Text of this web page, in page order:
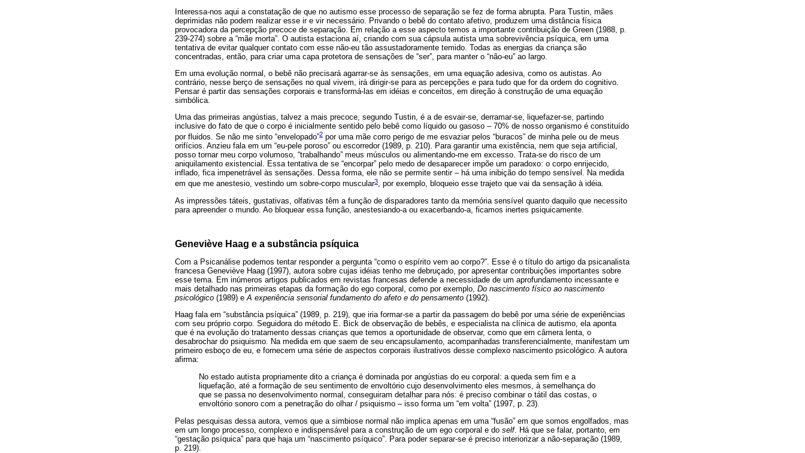
Interessa-nos aqui a constatação de que no autismo esse processo de separação se fez de forma abrupta. Para Tustin, mães
deprimidas não podem realizar esse ir e vir necessário. Privando o bebê do contato afetivo, produzem uma distância física
provocadora da percepção precoce de separação. Em relação a esse aspecto temos a importante contribuição de Green (1988, p.
239-274) sobre a “mãe morta”. O autista estaciona aí, criando com sua cápsula autista uma sobrevivência psíquica, em uma
tentativa de evitar qualquer contato com esse não-eu tão assustadoramente temido. Todas as energias da criança são
concentradas, então, para criar uma capa protetora de sensações de “ser”, para manter o “não-eu” ao largo.
Em uma evolução normal, o bebê não precisará agarrar-se às sensações, em uma equação adesiva, como os autistas. Ao
contrário, nesse berço de sensações no qual vivem, irá dirigir-se para as percepções e para tudo que for da ordem do cognitivo.
Pensar é partir das sensações corporais e transformá-las em idéias e conceitos, em direção à construção de uma equação
simbólica.
Uma das primeiras angústias, talvez a mais precoce, segundo Tustin, é a de esvair-se, derramar-se, liquefazer-se, partindo
inclusive do fato de que o corpo é inicialmente sentido pelo bebê como líquido ou gasoso – 70% de nosso organismo é constituído
por fluidos. Se não me sinto “envelopado”2 por uma mãe corro perigo de me esvaziar pelos “buracos” de minha pele ou de meus
orifícios. Anzieu fala em um “eu-pele poroso” ou escorredor (1989, p. 210). Para garantir uma existência, nem que seja artificial,
posso tornar meu corpo volumoso, “trabalhando” meus músculos ou alimentando-me em excesso. Trata-se do risco de um
aniquilamento existencial. Essa tentativa de se “encorpar” pelo medo de desaparecer impõe um paradoxo: o corpo enrijecido,
inflado, fica impenetrável às sensações. Dessa forma, ele não se permite sentir – há uma inibição do tempo sensível. Na medida
em que me anestesio, vestindo um sobre-corpo muscular3, por exemplo, bloqueio esse trajeto que vai da sensação à idéia.
As impressões táteis, gustativas, olfativas têm a função de disparadores tanto da memória sensível quanto daquilo que necessito
para apreender o mundo. Ao bloquear essa função, anestesiando-a ou exacerbando-a, ficamos inertes psiquicamente.
Geneviève Haag e a substância psíquica
Com a Psicanálise podemos tentar responder a pergunta “como o espírito vem ao corpo?”. Esse é o título do artigo da psicanalista
francesa Geneviève Haag (1997), autora sobre cujas idéias tenho me debruçado, por apresentar contribuições importantes sobre
esse tema. Em inúmeros artigos publicados em revistas francesas defende a necessidade de um aprofundamento incessante e
mais detalhado nas primeiras etapas da formação do ego corporal, como por exemplo, Do nascimento físico ao nascimento
psicológico (1989) eA experiência sensorial fundamento do afeto e do pensamento (1992).
Haag fala em “substância psíquica” (1989, p. 219), que iria formar-se a partir da passagem do bebê por uma série de experiências
com seu próprio corpo. Seguidora do método E. Bick de observação de bebês, e especialista na clínica de autismo, ela aponta
que é na evolução do tratamento dessas crianças que temos a oportunidade de observar, como que em câmera lenta, o
desabrochar do psiquismo. Na medida em que saem de seu encapsulamento, acompanhadas transferencialmente, manifestam um
primeiro esboço de eu, e fornecem uma série de aspectos corporais ilustrativos desse complexo nascimento psicológico. A autora
afirma:
No estado autista propriamente dito a criança é dominada por angústias do eu corporal: a queda sem fim e a
liquefação, até a formação de seu sentimento de envoltório cujo desenvolvimento eles mesmos, à semelhança do
que se passa no desenvolvimento normal, conseguiram detalhar para nós: é preciso combinar o tátil das costas, o
envoltório sonoro com a penetração do olhar / psiquismo – isso forma um “em volta” (1997, p. 23).
Pelas pesquisas dessa autora, vemos que a simbiose normal não implica apenas em uma “fusão” em que somos engolfados, mas
em um longo processo, complexo e indispensável para a construção de um ego corporal e do self. Há que se falar, portanto, em
“gestação psíquica” para que haja um “nascimento psíquico”. Para poder separar-se é preciso interiorizar a não-separação (1989,
p. 219).